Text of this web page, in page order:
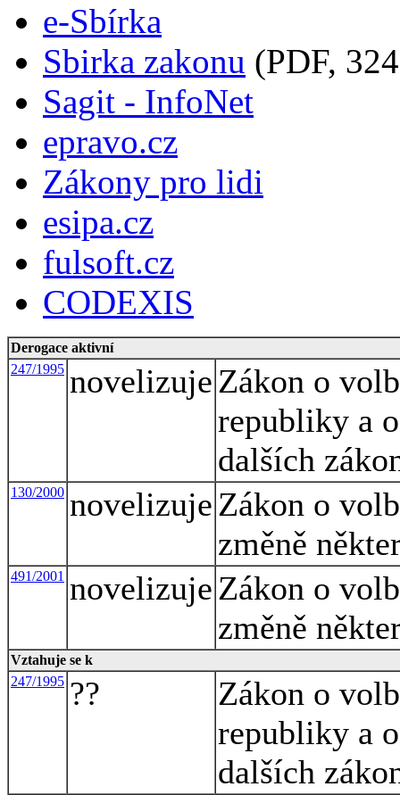
e-Sbírka
Sbirka zakonu (PDF,
Sagit - InfoNet
epravo.cz
Zákony pro lidi
esipa.cz
fulsoft.cz
CODEXIS
Derogace aktivní
247/1995 novelizujeZákon o
republiky a
dalších
130/2000 novelizujeZákon o
změně
491/2001 novelizujeZákon o
změně
Vztahuje se k
247/1995 ??
Zákon o
republiky a
dalších